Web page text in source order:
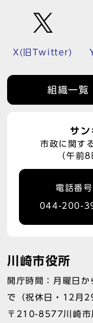
X(旧Twitter)
組織一覧
サン
市政に関す
（午前
電話番号
044-200-
川崎市役所
開庁時間：月曜日
で（祝休日・12月
〒210-8577川崎市